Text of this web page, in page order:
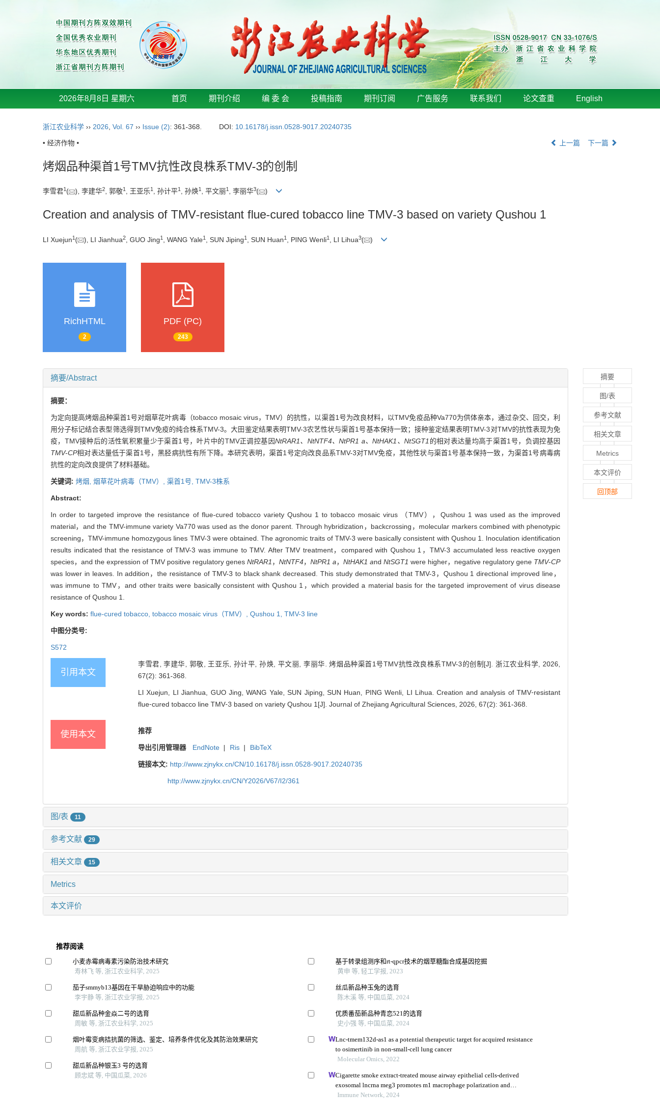
2026年8月8日 星期六 首页 期刊介绍 编 委 会 投稿指南 期刊订阅 广告服务 联系我们 论文查重 English
浙江农业科学 ›› 2026 Vol. 67 ›› Issue (2): 361-368. DOI: 10.16178/j.issn.0528-9017.20240735
• 经济作物 • 上一篇 下一篇
烤烟品种渠首1号TMV抗性改良株系TMV-3的创制
李雪君1 ( ), 李建华2, 郭敬1 , 王亚乐1 , 孙计平1 , 孙焕1 , 平文丽1 , 李丽华3( )
Creation and analysis of TMV⁃resistant flue⁃cured tobacco line TMV⁃3 based on variety Qushou 1
LI Xuejun1 ( ), LI Jianhua2 , GUO Jing1 , WANG Yale1 , SUN Jiping1 , SUN Huan1 , PING Wenli1 , LI Lihua3( )
RichHTML
2
PDF (PC)
243
摘要/Abstract
摘要：
为定向提高烤烟品种渠首1号对烟草花叶病毒（tobacco mosaic virus，TMV）的抗性，以渠首1号为改良材料，以TMV免疫品种Va770为供体亲本，通过杂交、回交，利
用分子标记结合表型筛选得到TMV免疫的纯合株系TMV-3。大田鉴定结果表明TMV-3农艺性状与渠首1号基本保持一致；接种鉴定结果表明TMV-3对TMV的抗性表现为免
疫，TMV接种后的活性氧积累量少于渠首1号，叶片中的TMV正调控基因NtRAR1、NtNTF4、NtPR1 a、NtHAK1、NtSGT1的相对表达量均高于渠首1号，负调控基因
TMV-CP相对表达量低于渠首1号，黑胫病抗性有所下降。本研究表明，渠首1号定向改良品系TMV-3对TMV免疫，其他性状与渠首1号基本保持一致，为渠首1号病毒病
抗性的定向改良提供了材料基础。
关键词: 烤烟, 烟草花叶病毒（TMV）, 渠首1号, TMV-3株系
Abstract:
In order to targeted improve the resistance of flue-cured tobacco variety Qushou 1 to tobacco mosaic virus （TMV），Qushou 1 was used as the improved
material，and the TMV-immune variety Va770 was used as the donor parent. Through hybridization，backcrossing，molecular markers combined with phenotypic
screening，TMV-immune homozygous lines TMV-3 were obtained. The agronomic traits of TMV-3 were basically consistent with Qushou 1. Inoculation identification
results indicated that the resistance of TMV-3 was immune to TMV. After TMV treatment，compared with Qushou 1，TMV-3 accumulated less reactive oxygen
species，and the expression of TMV positive regulatory genes NtRAR1， NtNTF4， NtPR1 a， NtHAK1 and NtSGT1 were higher，negative regulatory gene TMV-CP
was lower in leaves. In addition，the resistance of TMV-3 to black shank decreased. This study demonstrated that TMV-3，Qushou 1 directional improved line，
was immune to TMV，and other traits were basically consistent with Qushou 1，which provided a material basis for the targeted improvement of virus disease
resistance of Qushou 1.
Key words: flue-cured tobacco, tobacco mosaic virus（TMV）, Qushou 1, TMV-3 line
中图分类号:
S572
引用本文
李雪君, 李建华, 郭敬, 王亚乐, 孙计平, 孙焕, 平文丽, 李丽华. 烤烟品种渠首1号TMV抗性改良株系TMV-3的创制[J]. 浙江农业科学, 2026,
67(2): 361-368.
LI Xuejun, LI Jianhua, GUO Jing, WANG Yale, SUN Jiping, SUN Huan, PING Wenli, LI Lihua. Creation and analysis of TMV⁃resistant
flue⁃cured tobacco line TMV⁃3 based on variety Qushou 1[J]. Journal of Zhejiang Agricultural Sciences, 2026, 67(2): 361-368.
使用本文 推荐
导出引用管理器 EndNote | Ris | BibTeX
链接本文: http://www.zjnykx.cn/CN/10.16178/j.issn.0528-9017.20240735
http://www.zjnykx.cn/CN/Y2026/V67/I2/361
图/表 11
参考文献 29
相关文章 15
Metrics
本文评价
推荐阅读
小麦赤霉病毒素污染防治技术研究
寿林飞 等, 浙江农业科学, 2025
茄子smmyb13基因在干旱胁迫响应中的功能
李宇静 等, 浙江农业学报, 2025
甜瓜新品种金焱二号的选育
周敏 等, 浙江农业科学, 2025
烟叶霉变病拮抗菌的筛选、鉴定、培养条件优化及其防治效果研究
周航 等, 浙江农业学报, 2025
甜瓜新品种银玉3 号的选育
顾忠斌 等, 中国瓜菜, 2026
基于转录组测序和rt-qpcr技术的烟草糖酯合成基因挖掘
黄申 等, 轻工学报, 2023
丝瓜新品种玉兔的选育
陈木溪 等, 中国瓜菜, 2024
优质番茄新品种青恋521的选育
史小强 等, 中国瓜菜, 2024
Lnc-tmem132d-as1 as a potential therapeutic target for acquired resistance
to osimertinib in non-small-cell lung cancer
Molecular Omics, 2022
Cigarette smoke extract-treated mouse airway epithelial cells-derived
exosomal lncrna meg3 promotes m1 macrophage polarization and
pyroptosis in chronic obstructive pulmonary disease by upregulating trem-
Immune Network, 2024
摘要
图/表
参考文献
相关文章
Metrics
本文评价
回顶部